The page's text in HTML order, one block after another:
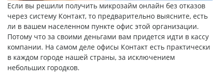
Если вы решили получить микрозайм онлайн без отказов
через систему Контакт, то предварительно выясните, есть
ли в вашем населенном пункте офис этой организации.
Потому что за своими деньгами вам придется идти в кассу
компании. На самом деле офисы Контакт есть практически
в каждом городе нашей страны, за исключением
небольших городков.